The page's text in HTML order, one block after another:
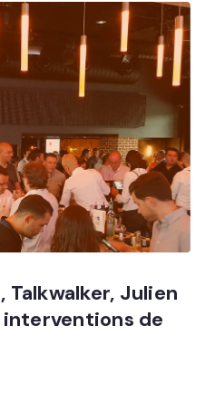
Julien
interventions de